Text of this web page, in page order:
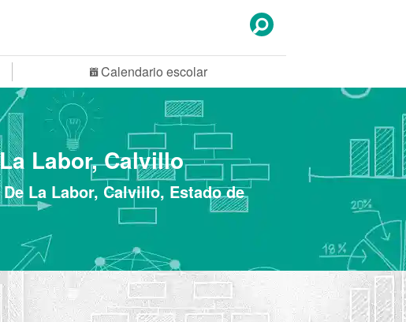
Calendario escolar
Labor, Calvillo
La Labor, Calvillo, Estado de